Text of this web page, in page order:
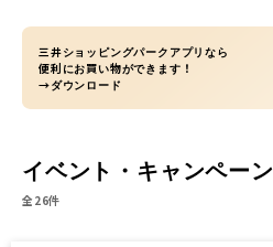
三井ショッピングパークアプリなら
便利にお買い物ができます！
→ダウンロード
イベント・キャンペーン
全26件